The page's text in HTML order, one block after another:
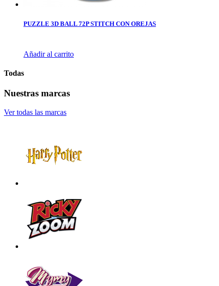
PUZZLE 3D BALL 72P STITCH CON OREJAS
Añadir al carrito
Todas
Nuestras marcas
Ver todas las marcas